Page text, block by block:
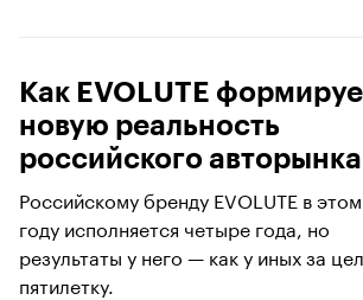
Как EVOLUTE
новую реальность
российского авторынка
Российскому бренду EVOLUTE в этом
году исполняется четыре года, но
результаты у него — как у иных за
пятилетку.